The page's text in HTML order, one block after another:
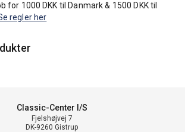
for 1000 DKK til Danmark & 1500 DKK til
regler her
Classic-Center I/S
Fjelshøjvej 7
DK-9260 Gistrup